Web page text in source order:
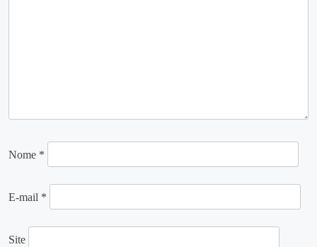
Nome *
E-mail *
Site